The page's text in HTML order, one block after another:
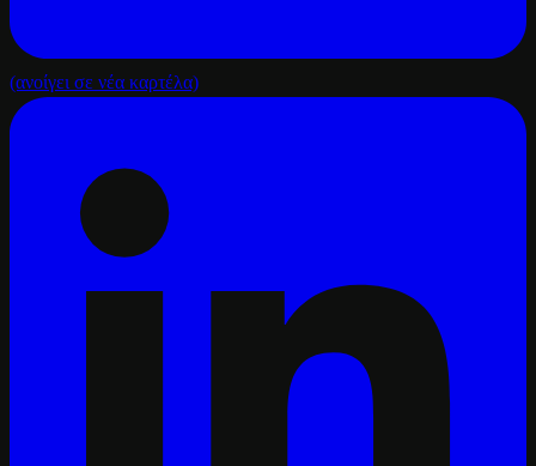
(ανοίγει σε νέα καρτέλα)